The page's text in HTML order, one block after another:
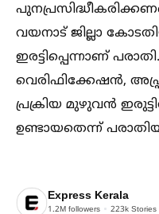
വയനാട് ജില്ലാ
ഇരട്ടിപ്പെന്നാണ്
വെരിഫിക്കേഷൻ,
പ്രക്രിയ മുഴുവൻ
ഉണ്ടായതെന്ന്
Express Kerala
1.2M followers 223k Stories